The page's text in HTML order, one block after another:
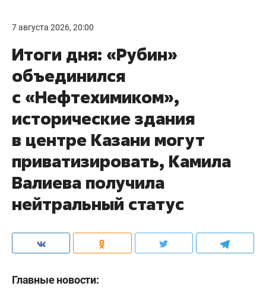
7 августа 2026, 20:00
Итоги дня: «Рубин»
объединился
с «Нефтехимиком»,
исторические здания
в центре Казани могут
приватизировать, Камила
Валиева получила
нейтральный статус
Главные новости: